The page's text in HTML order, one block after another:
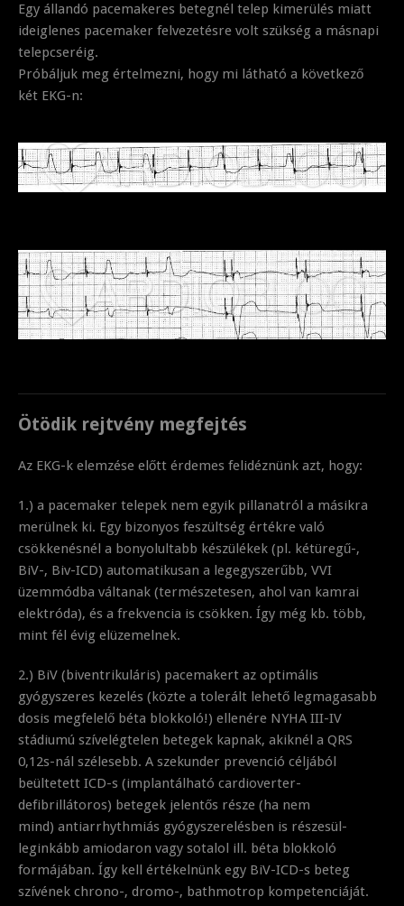
Egy állandó pacemakeres betegnél telep kimerülés miatt
ideiglenes pacemaker felvezetésre volt szükség a másnapi
telepcseréig.
Próbáljuk meg értelmezni, hogy mi látható a következő
két EKG-n:
Ötödik rejtvény megfejtés
Az EKG-k elemzése előtt érdemes felidéznünk azt, hogy:
1.) a pacemaker telepek nem egyik pillanatról a másikra
merülnek ki. Egy bizonyos feszültség értékre való
csökkenésnél a bonyolultabb készülékek (pl. kétüregű-,
BiV-, Biv-ICD) automatikusan a legegyszerűbb, VVI
üzemmódba váltanak (természetesen, ahol van kamrai
elektróda), és a frekvencia is csökken. Így még kb. több,
mint fél évig elüzemelnek.
2.) BiV (biventrikuláris) pacemakert az optimális
gyógyszeres kezelés (közte a tolerált lehető legmagasabb
dosis megfelelő béta blokkoló!) ellenére NYHA III-IV
stádiumú szívelégtelen betegek kapnak, akiknél a QRS
0,12s-nál szélesebb. A szekunder prevenció céljából
beültetett ICD-s (implantálható cardioverter-
defibrillátoros) betegek jelentős része (ha nem
mind) antiarrhythmiás gyógyszerelésben is részesül-
leginkább amiodaron vagy sotalol ill. béta blokkoló
formájában. Így kell értékelnünk egy BiV-ICD-s beteg
szívének chrono-, dromo-, bathmotrop kompetenciáját.